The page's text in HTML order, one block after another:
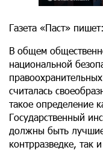
Газета «Паст» пишет:
В общем
национальной
считалась
такое определение
Государственный
должны быть
контрразведке, так